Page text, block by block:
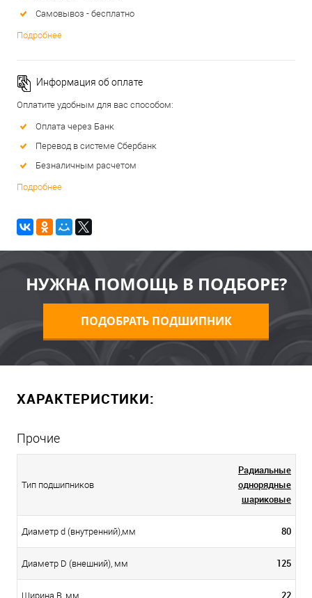
Самовывоз - бесплатно
Подробнее
Информация об оплате
Оплатите удобным для вас способом:
Оплата через Банк
Перевод в системе Сбербанк
Безналичным расчетом
Подробнее
НУЖНА ПОМОЩЬ В ПОДБОРЕ?
ПОДОБРАТЬ ПОДШИПНИК
ХАРАКТЕРИСТИКИ:
Прочие
Тип подшипников
Радиальные
однорядные
шариковые
Диаметр d (внутренний),мм 80
Диаметр D (внешний), мм 125
Ширина B, мм 22